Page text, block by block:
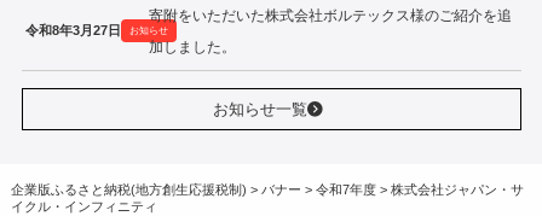
令和8年3月27日 お知らせ
寄附をいただいた株式会社ボルテックス様のご紹介を追
加しました。
お知らせ一覧
企業版ふるさと納税(地方創生応援税制) > バナー > 令和7年度> 株式会社ジャパン・サ
イクル・インフィニティ